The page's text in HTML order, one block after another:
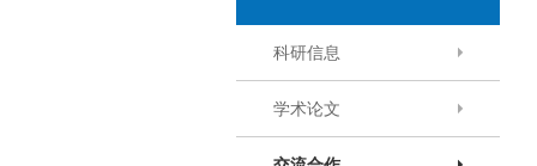
科研信息
学术论文